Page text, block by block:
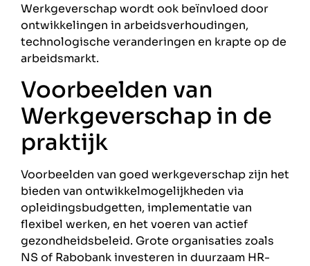
Werkgeverschap wordt ook beïnvloed door
ontwikkelingen in arbeidsverhoudingen,
technologische veranderingen en krapte op de
arbeidsmarkt.
Voorbeelden van
Werkgeverschap in de
praktijk
Voorbeelden van goed werkgeverschap zijn het
bieden van ontwikkelmogelijkheden via
opleidingsbudgetten, implementatie van
flexibel werken, en het voeren van actief
gezondheidsbeleid. Grote organisaties zoals
NS of Rabobank investeren in duurzaam HR-